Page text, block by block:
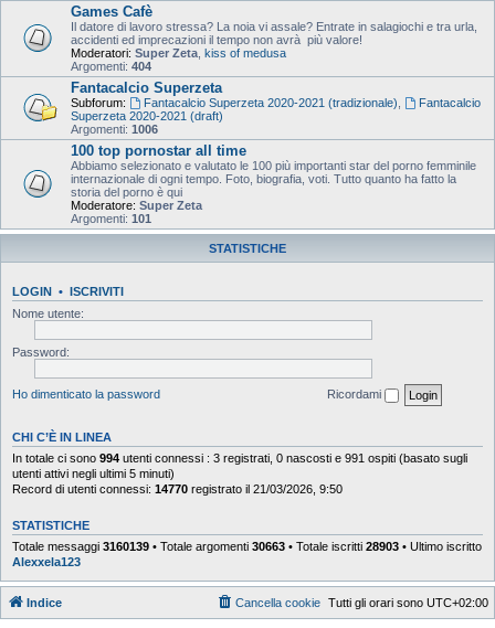
Games Cafè
Il datore di lavoro stressa? La noia vi assale? Entrate in salagiochi e tra urla,
accidenti ed imprecazioni il tempo non avrà più valore!
Moderatori: Super Zeta kiss of medusa
Argomenti: 404
Fantacalcio Superzeta
Subforum: Fantacalcio Superzeta 2020-2021 (tradizionale)
Fantacalcio
Superzeta 2020-2021 (draft)
Argomenti: 1006
100 top pornostar all time
Abbiamo selezionato e valutato le 100 più importanti star del porno femminile
internazionale di ogni tempo. Foto, biografia, voti. Tutto quanto ha fatto la
storia del porno è qui
Moderatore: Super Zeta
Argomenti: 101
STATISTICHE
LOGIN • ISCRIVITI
Nome utente:
Password:
Ho dimenticato la password Ricordami
CHI C’È IN LINEA
In totale ci sono 994 utenti connessi : 3 registrati, 0 nascosti e 991 ospiti (basato sugli
utenti attivi negli ultimi 5 minuti)
Record di utenti connessi: 14770 registrato il 21/03/2026, 9:50
STATISTICHE
Totale messaggi 3160139 • Totale argomenti 30663 • Totale iscritti 28903 • Ultimo iscritto
Alexxela123
Indice Tutti gli orari sono UTC+02:00
Cancella cookie